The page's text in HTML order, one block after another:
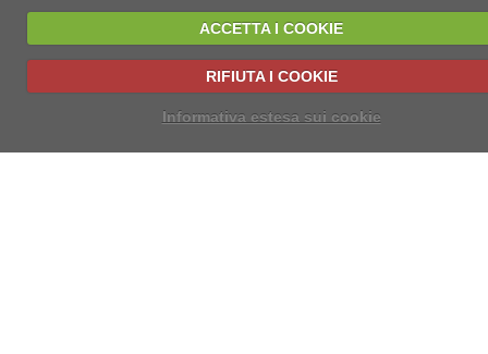
ACCETTA I COOKIE
RIFIUTA I COOKIE
Informativa estesa sui cookie